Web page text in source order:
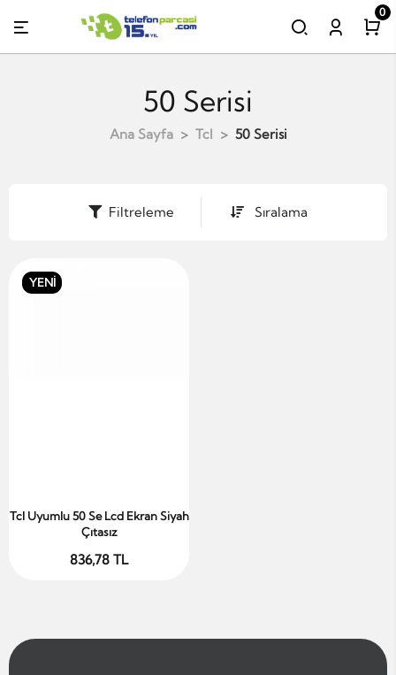
0
50 Serisi
Ana Sayfa Tcl 50 Serisi
Filtreleme Sıralama
YENİ
Sepete Ekle
Tcl Uyumlu 50 Se Lcd Ekran Siyah
Çıtasız
836,78 TL